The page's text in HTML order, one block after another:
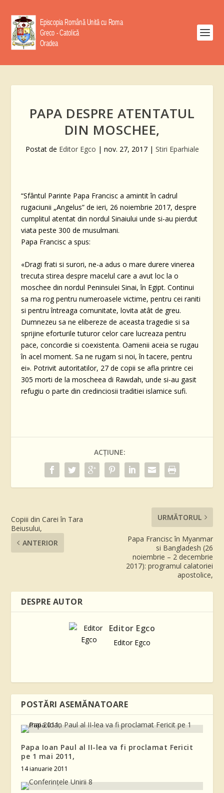
PAPA DESPRE ATENTATUL
DIN MOSCHEE,
Postat de Editor Egco | nov. 27, 2017| Stiri Eparhiale
“Sfântul Parinte Papa Francisc a amintit în cadrul
rugaciunii „Angelus” de ieri, 26 noiembrie 2017, despre
cumplitul atentat din nordul Sinaiului unde si-au pierdut
viata peste 300 de musulmani.
Papa Francisc a spus:
«Dragi frati si surori, ne-a adus o mare durere vinerea
trecuta stirea despre macelul care a avut loc la o
moschee din nordul Peninsulei Sinai, în Egipt. Continui
sa ma rog pentru numeroasele victime, pentru cei raniti
si pentru întreaga comunitate, lovita atât de greu.
Dumnezeu sa ne elibereze de aceasta tragedie si sa
sprijine eforturile tuturor celor care lucreaza pentru
pace, concordie si coexistenta. Oamenii aceia se rugau
în acel moment. Sa ne rugam si noi, în tacere, pentru
ei». Potrivit autoritatilor, 27 de copii se afla printre cei
305 morti de la moscheea di Rawdah, unde si-au gasit
refugiu o parte din credinciosii traditiei islamice sufi.
ACȚIUNE:
Copiii din Carei în Tara
Beiusului,
ANTERIOR
URMĂTORUL
Papa Francisc în Myanmar
si Bangladesh (26
noiembrie – 2 decembrie
2017): programul calatoriei
apostolice,
DESPRE AUTOR
Editor Egco
Editor Egco
POSTĂRI ASEMĂNATOARE
Papa Ioan Paul al II-lea va fi proclamat Fericit
pe 1 mai 2011,
14 ianuarie 2011